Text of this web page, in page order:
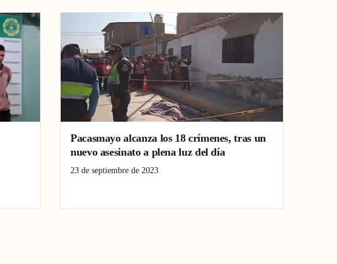
Pacasmayo alcanza los 18 crímenes, tras un
nuevo asesinato a plena luz del día
23 de septiembre de 2023